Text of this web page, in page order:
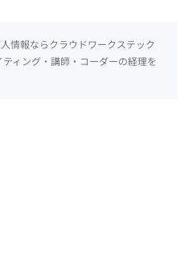
情報ならクラウドワークステック
ィング・講師・コーダーの経理を